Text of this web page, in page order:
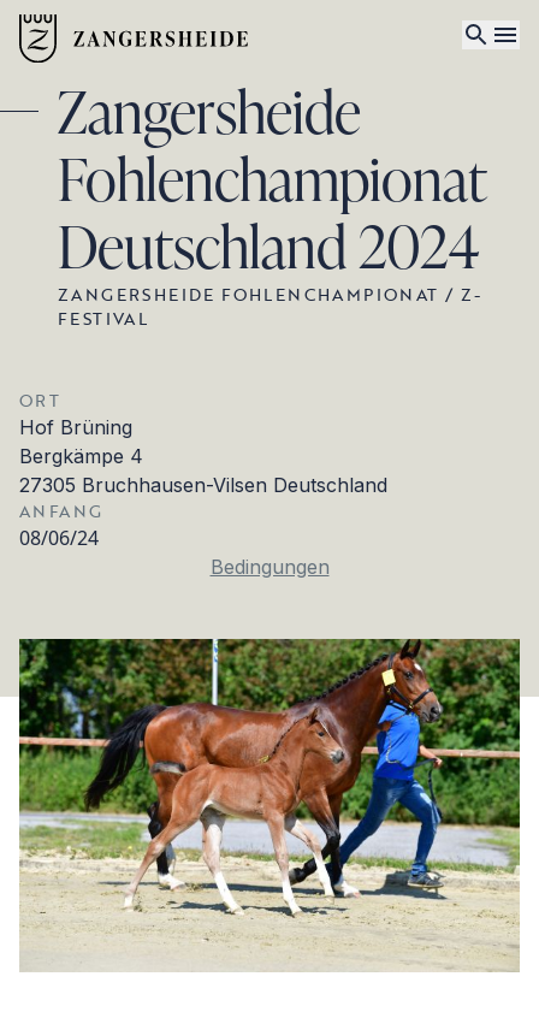
Zangersheide
Fohlenchampionat
Deutschland 2024
ZANGERSHEIDE FOHLENCHAMPIONAT / Z-
FESTIVAL
ORT
Hof Brüning
Bergkämpe 4
27305 Bruchhausen-Vilsen Deutschland
ANFANG
08/06/24
Bedingungen